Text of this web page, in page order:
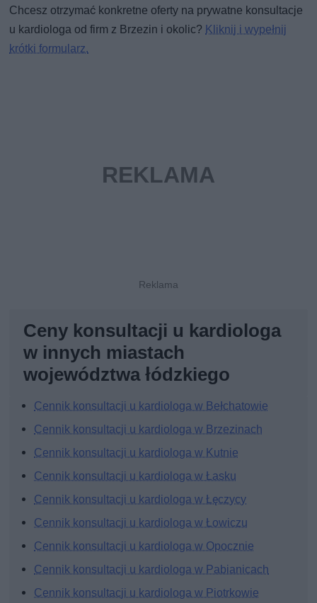
Chcesz otrzymać konkretne oferty na prywatne konsultacje
u kardiologa od firm z Brzezin i okolic? Kliknij i wypełnij
krótki formularz.
Ceny konsultacji u kardiologa
w innych miastach
województwa łódzkiego
Cennik konsultacji u kardiologa w Bełchatowie
Cennik konsultacji u kardiologa w Brzezinach
Cennik konsultacji u kardiologa w Kutnie
Cennik konsultacji u kardiologa w Łasku
Cennik konsultacji u kardiologa w Łęczycy
Cennik konsultacji u kardiologa w Łowiczu
Cennik konsultacji u kardiologa w Opocznie
Cennik konsultacji u kardiologa w Pabianicach
Cennik konsultacji u kardiologa w Piotrkowie